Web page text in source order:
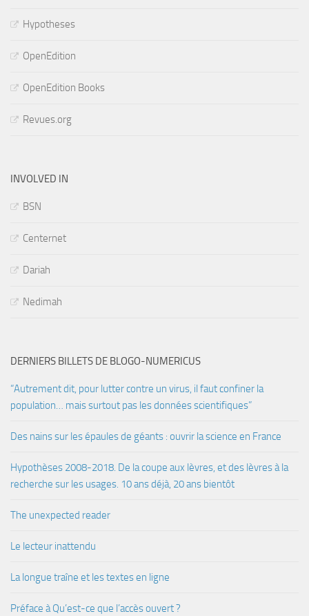
Hypotheses
OpenEdition
OpenEdition Books
Revues.org
INVOLVED IN
BSN
Centernet
Dariah
Nedimah
DERNIERS BILLETS DE BLOGO-NUMERICUS
“Autrement dit, pour lutter contre un virus, il faut confiner la
population… mais surtout pas les données scientifiques”
Des nains sur les épaules de géants : ouvrir la science en France
Hypothèses 2008-2018. De la coupe aux lèvres, et des lèvres à la
recherche sur les usages. 10 ans déjà, 20 ans bientôt
The unexpected reader
Le lecteur inattendu
La longue traîne et les textes en ligne
Préface à Qu’est-ce que l’accès ouvert ?